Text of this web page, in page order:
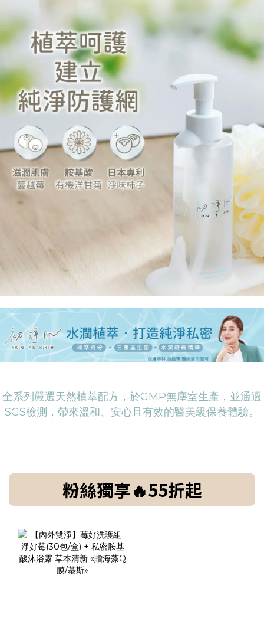
全系列嚴選天然植萃配方，於GMP無塵室生產，並通過
SGS檢測，帶來溫和、安心且有效的醫美級保養體驗。
粉絲獨享🔥55折起